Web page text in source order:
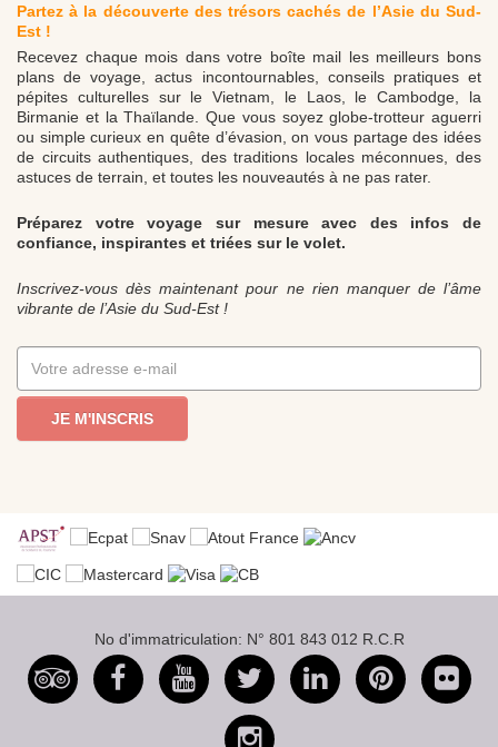
Partez à la découverte des trésors cachés de l’Asie du Sud-
Est !
Recevez chaque mois dans votre boîte mail les meilleurs bons
plans de voyage, actus incontournables, conseils pratiques et
pépites culturelles sur le Vietnam, le Laos, le Cambodge, la
Birmanie et la Thaïlande. Que vous soyez globe-trotteur aguerri
ou simple curieux en quête d’évasion, on vous partage des idées
de circuits authentiques, des traditions locales méconnues, des
astuces de terrain, et toutes les nouveautés à ne pas rater.
Préparez votre voyage sur mesure avec des infos de
confiance, inspirantes et triées sur le volet.
Inscrivez-vous dès maintenant pour ne rien manquer de l’âme
vibrante de l’Asie du Sud-Est !
JE M'INSCRIS
No d'immatriculation: N° 801 843 012 R.C.R